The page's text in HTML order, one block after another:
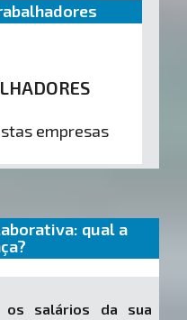
empresas
qual a
os salários da sua